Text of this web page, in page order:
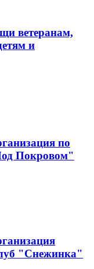
ветеранам,
и
по
Покровом"
"Снежинка"